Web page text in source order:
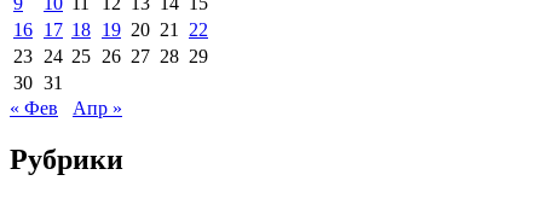
16 17 18 19 20 21
22
23 24 25 26 27 28 29
30 31
« Фев
Апр »
Рубрики